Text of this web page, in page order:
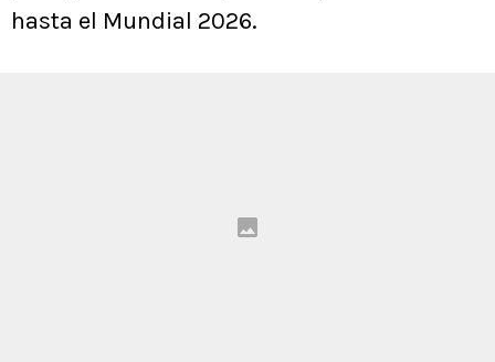
hasta el Mundial 2026.